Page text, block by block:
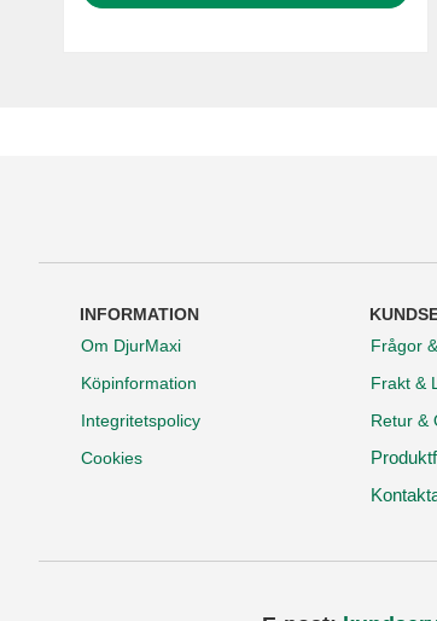
INFORMATION
Om DjurMaxi
Köpinformation
Integritetspolicy
Cookies
Frågor
Frakt &
Retur &